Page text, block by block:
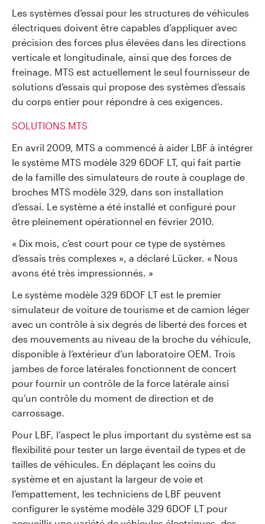
Les systèmes d’essai pour les structures de véhicules
électriques doivent être capables d’appliquer avec
précision des forces plus élevées dans les directions
verticale et longitudinale, ainsi que des forces de
freinage. MTS est actuellement le seul fournisseur de
solutions d’essais qui propose des systèmes d’essais
du corps entier pour répondre à ces exigences.
SOLUTIONS MTS
En avril 2009, MTS a commencé à aider LBF à intégrer
le système MTS modèle 329 6DOF LT, qui fait partie
de la famille des simulateurs de route à couplage de
broches MTS modèle 329, dans son installation
d’essai. Le système a été installé et configuré pour
être pleinement opérationnel en février 2010.
« Dix mois, c’est court pour ce type de systèmes
d’essais très complexes », a déclaré Lücker. « Nous
avons été très impressionnés. »
Le système modèle 329 6DOF LT est le premier
simulateur de voiture de tourisme et de camion léger
avec un contrôle à six degrés de liberté des forces et
des mouvements au niveau de la broche du véhicule,
disponible à l’extérieur d’un laboratoire OEM. Trois
jambes de force latérales fonctionnent de concert
pour fournir un contrôle de la force latérale ainsi
qu’un contrôle du moment de direction et de
carrossage.
Pour LBF, l’aspect le plus important du système est sa
flexibilité pour tester un large éventail de types et de
tailles de véhicules. En déplaçant les coins du
système et en ajustant la largeur de voie et
l’empattement, les techniciens de LBF peuvent
configurer le système modèle 329 6DOF LT pour